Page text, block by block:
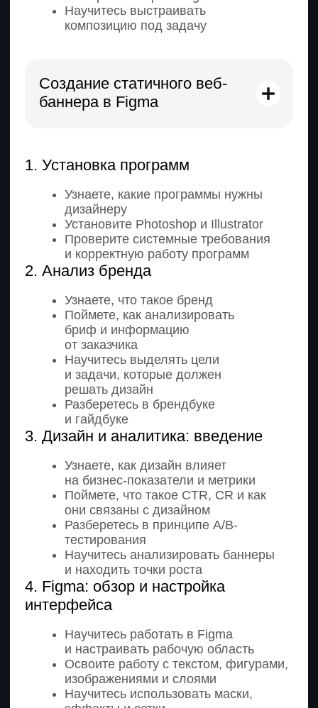
4. Финализация дизайна
Освоите создание компонентов
и системных элементов
Научитесь расставлять акценты
Курсовая работа
от заказчика
Дизайн лендинга в Figma
Узнаете, что такое лендинг
и какие задачи он решает
Поймете разницу между
лендингом и многостраничным
сайтом
Разберетесь, какую информацию
нужно получить от заказчика
Поймете, как использовать
материалы бренда в дизайне
2. Анализ задачи и вводных данных
Узнаете, из каких блоков состоит
лендинг и как они работают
лендингов разных типов
Научитесь анализировать
конкурентов и их решения
Освоите подбор референсов под
задачу
Сформируете структуру будущего
лендинга
3. Создание прототипа лендинга
Научитесь создавать структуру
страницы в Figma
Освоите работу с сетками, отступами
и блоками
Поймете правила композиции для
лендингов
и элементы
Создадите прототип с финальной
логикой страницы
4. Дизайн лендинга